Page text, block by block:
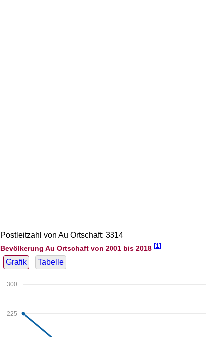
Postleitzahl von Au Ortschaft: 3314
Bevölkerung Au Ortschaft von 2001 bis 2018 [1]
Grafik Tabelle
225
300